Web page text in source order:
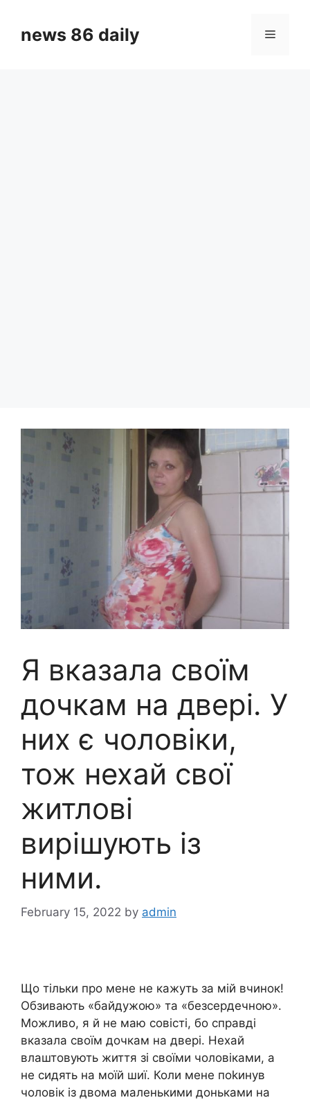
contentnews 86 daily Menu
Я вказала своїм
дочкам на двері. У
них є чоловіки,
тож нехай свої
житлові
вирішують із
ними.
February 15, 2022 by admin
Що тільки про мене не кажуть за мій вчинок!
Обзивають «байдужою» та «безсердечною».
Можливо, я й не маю совісті, бо справді
вказала своїм дочкам на двері. Нехай
влаштовують життя зі своїми чоловіками, а
не сидять на моїй шиї. Коли мене поkинув
чоловік із двома маленькими доньками на